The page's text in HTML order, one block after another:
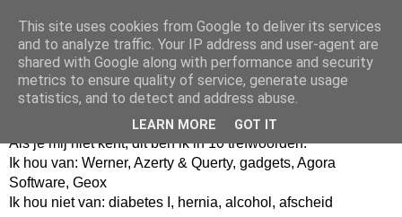
Jangeox' blog
Als je mij niet kent, dit ben ik in 10 trefwoorden.
Ik hou van: Werner, Azerty & Querty, gadgets, Agora
Software, Geox
Ik hou niet van: diabetes I, hernia, alcohol, afscheid
This site uses cookies from Google to deliver its services
and to analyze traffic. Your IP address and user-agent are
shared with Google along with performance and security
metrics to ensure quality of service, generate usage
statistics, and to detect and address abuse.
LEARN MORE GOT IT